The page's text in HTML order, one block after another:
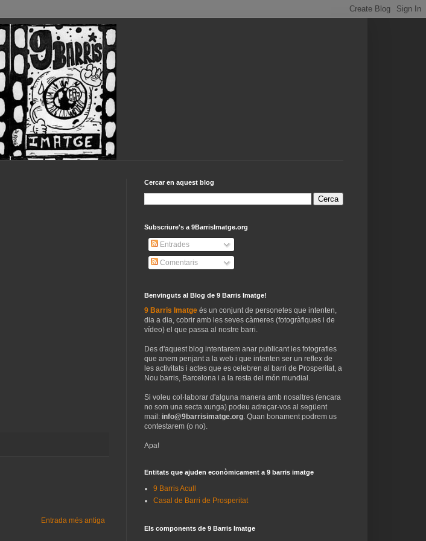
Entrada més antiga
Cercar en aquest blog
Subscriure's a 9BarrisImatge.org
Entrades
Comentaris
Benvinguts al Blog de 9 Barris Imatge!
9 Barris Imatge és un conjunt de personetes que intenten,
dia a dia, cobrir amb les seves càmeres (fotogràfiques i de
vídeo) el que passa al nostre barri.
Des d'aquest blog intentarem anar publicant les fotografies
que anem penjant a la web i que intenten ser un reflex de
les activitats i actes que es celebren al barri de Prosperitat, a
Nou barris, Barcelona i a la resta del món mundial.
Si voleu col·laborar d'alguna manera amb nosaltres (encara
no som una secta xunga) podeu adreçar-vos al següent
mail: info@9barrisimatge.org. Quan bonament podrem us
contestarem (o no).
Apa!
Entitats que ajuden econòmicament a 9 barris imatge
9 Barris Acull
Casal de Barri de Prosperitat
Els components de 9 Barris Imatge